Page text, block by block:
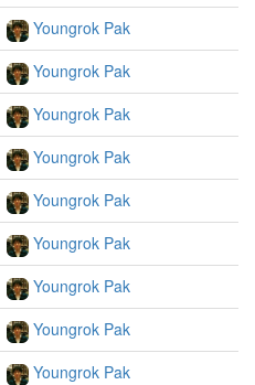
Youngrok Pak
Youngrok Pak
Youngrok Pak
Youngrok Pak
Youngrok Pak
Youngrok Pak
Youngrok Pak
Youngrok Pak
Youngrok Pak